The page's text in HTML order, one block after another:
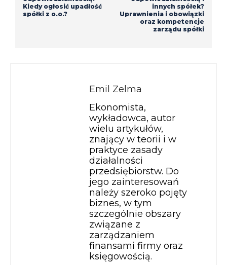
Kiedy ogłosić upadłość
spółki z o.o.?
innych spółek?
Uprawnienia i obowiązki
oraz kompetencje
zarządu spółki
Emil Zelma
Ekonomista,
wykładowca, autor
wielu artykułów,
znający w teorii i w
praktyce zasady
działalności
przedsiębiorstw. Do
jego zainteresowań
należy szeroko pojęty
biznes, w tym
szczególnie obszary
związane z
zarządzaniem
finansami firmy oraz
księgowością.